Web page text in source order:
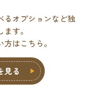
るオプションなど独
す。
はこちら。
見る